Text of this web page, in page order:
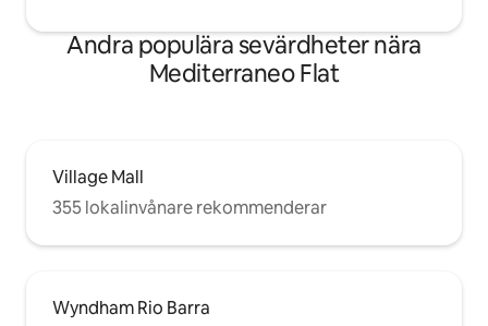
Andra populära sevärdheter nära
Mediterraneo Flat
Village Mall
355 lokalinvånare rekommenderar
Wyndham Rio Barra